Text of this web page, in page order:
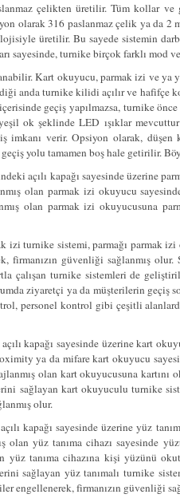
çelikten üretilir. Tüm kollar ve
olarak 316 paslanmaz çelik ya da
üretilir. Bu sayede sistemin
turnike birçok farklı mod ve
Kart okuyucu, parmak izi ve ya
anda turnike kilidi açılır ve hafifçe
geçiş yapılmazsa, turnike
ok şeklinde LED ışıklar
verir. Opsiyon olarak, düşen
yolu tamamen boş hale getirilir.
açılı kapağı sayesinde üzerine
olan parmak izi okuyucu
olan parmak izi okuyucusuna
izi turnike sistemi, parmağı parmak
güvenliği sağlanmış
çalışan turnike sistemleri de
ziyaretçi ya da müşterilerin geçiş
personel kontrol gibi çeşitli
kapağı sayesinde üzerine kart
ya da mifare kart okuyucu
olan kart okuyucusuna
sağlayan kart okuyuculu turnike
olur.
kapağı sayesinde üzerine yüz
olan yüz tanıma cihazı sayesinde
yüz tanıma cihazına kişi yüzünü
sağlayan yüz tanımalı turnike
engellenerek, firmanızın güvenliği